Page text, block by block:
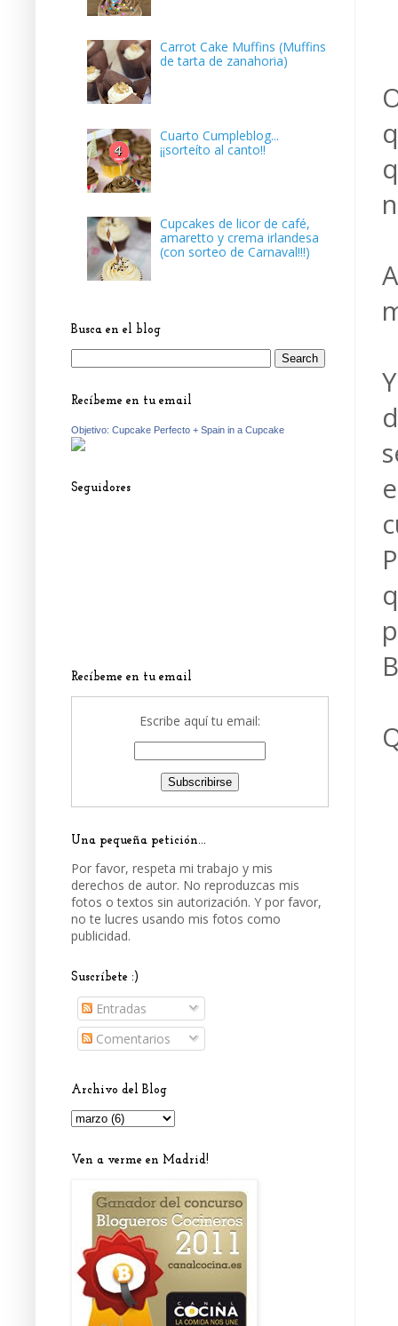
Carrot Cake Muffins (Muffins
de tarta de zanahoria)
Cuarto Cumpleblog...
¡¡sorteíto al canto!!
Cupcakes de licor de café,
amaretto y crema irlandesa
(con sorteo de Carnaval!!!)
Busca en el blog
Recíbeme en tu email
Objetivo: Cupcake Perfecto + Spain in a Cupcake
Seguidores
Recíbeme en tu email
Escribe aquí tu email:
Una pequeña petición...
Por favor, respeta mi trabajo y mis
derechos de autor. No reproduzcas mis
fotos o textos sin autorización. Y por favor,
no te lucres usando mis fotos como
publicidad.
Suscríbete :)
Entradas
Comentarios
Archivo del Blog
Ven a verme en Madrid!